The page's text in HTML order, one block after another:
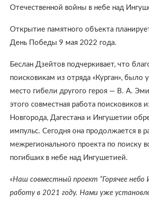
Отечественной войны в небе над
Открытие памятного объекта
День Победы 9 мая 2022 года.
Беслан Дзейтов подчеркивает, что
поисковикам из отряда «Курган», было
место гибели другого героя — В. А.
этого совместная работа поисковиков
Новгорода, Дагестана и Ингушетии
импульс. Сегодня она продолжается в
межрегионального проекта по поиску
погибших в небе над Ингушетией.
«Наш совместный проект “Горячее небо
работу в 2021 году. Нами уже